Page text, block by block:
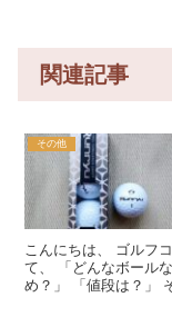
関連記事
その他
こんにちは、 ゴルフ
て、 「どんなボール
め？」 「値段は？」